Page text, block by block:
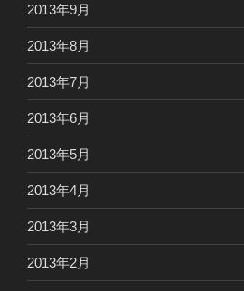
2013年9月
2013年8月
2013年7月
2013年6月
2013年5月
2013年4月
2013年3月
2013年2月